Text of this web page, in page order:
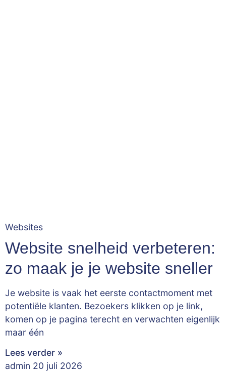
Websites
Website snelheid verbeteren:
zo maak je je website sneller
Je website is vaak het eerste contactmoment met
potentiële klanten. Bezoekers klikken op je link,
komen op je pagina terecht en verwachten eigenlijk
maar één
Lees verder »
admin 20 juli 2026